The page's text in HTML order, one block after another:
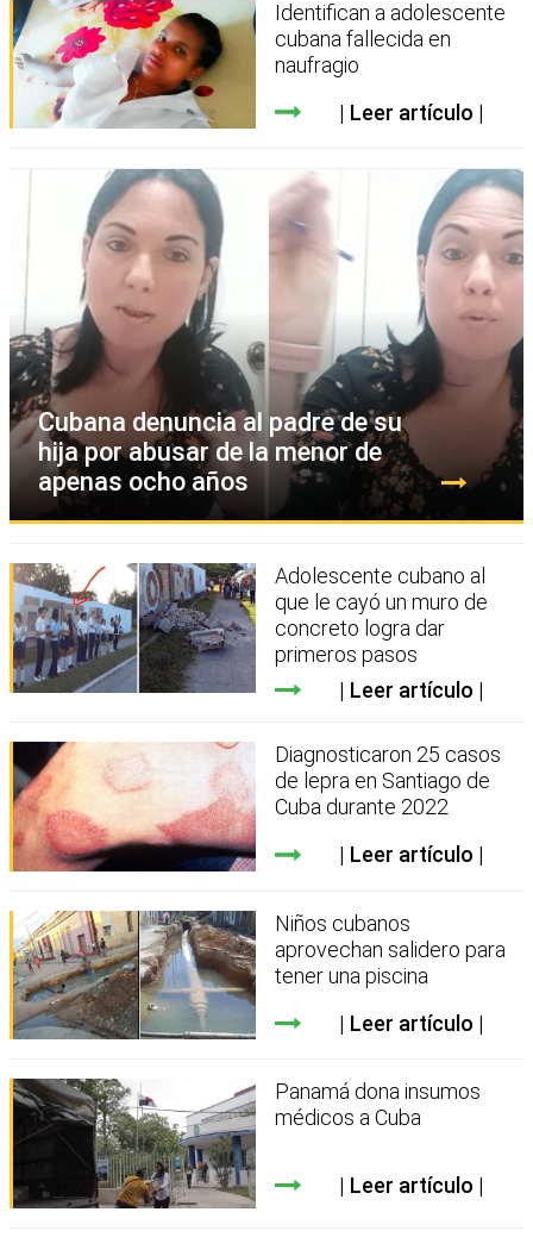
Identifican a adolescente
cubana fallecida en
naufragio
Leer artículo
Cubana denuncia al padre de su
hija por abusar de la menor de
apenas ocho años
Adolescente cubano al
que le cayó un muro de
concreto logra dar
primeros pasos
Leer artículo
Diagnosticaron 25 casos
de lepra en Santiago de
Cuba durante 2022
Leer artículo
Niños cubanos
aprovechan salidero para
tener una piscina
Leer artículo
Panamá dona insumos
médicos a Cuba
Leer artículo